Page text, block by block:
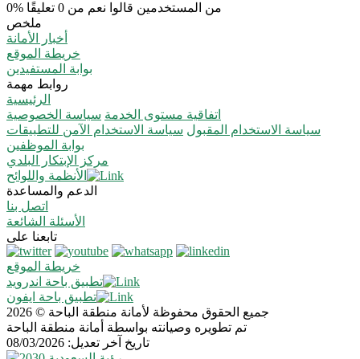
0% من المستخدمين قالوا نعم من 0 تعليقًا
ملخص
أخبار الأمانة
خريطة الموقع
بوابة المستفيدين
روابط مهمة
الرئيسية
سياسة الخصوصية اتفاقية مستوى الخدمة
سياسة الاستخدام الآمن للتطبيقات سياسة الاستخدام المقبول
بوابة الموظفين
مركز الإبتكار البلدي
الأنظمة واللوائح
الدعم والمساعدة
اتصل بنا
الأسئلة الشائعة
تابعنا على
خريطة الموقع
تطبيق باحة اندرويد
تطبيق باحة ايفون
جميع الحقوق محفوظة لأمانة منطقة الباحة © 2026
تم تطويره وصيانته بواسطة أمانة منطقة الباحة
تاريخ آخر تعديل: 08/03/2026